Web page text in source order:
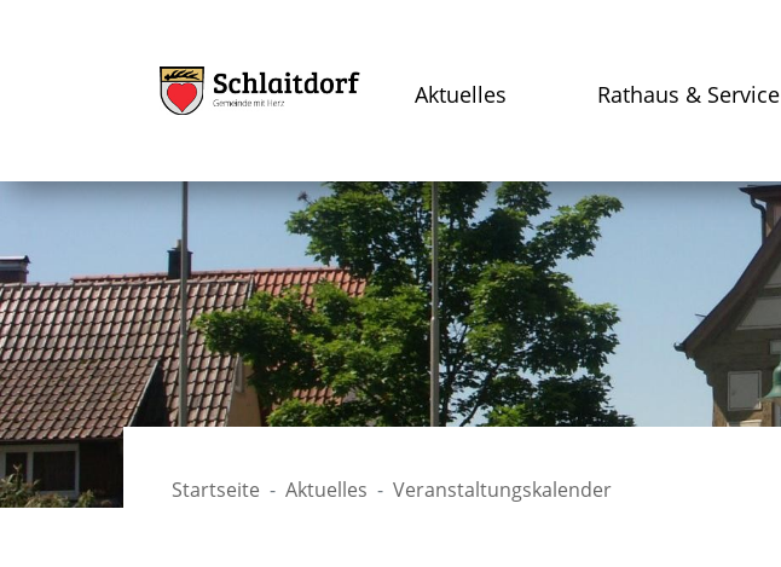
Aktuelles Rathaus & Service
Startseite Aktuelles Veranstaltungskalender